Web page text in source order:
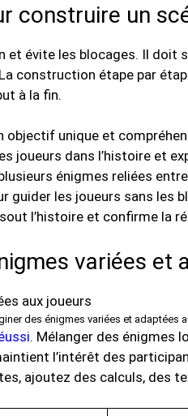
construire un
évite les blocages. Il doit
construction étape par
à la fin.
objectif unique et
joueurs dans l’histoire et
énigmes reliées
guider les joueurs sans les
l’histoire et confirme la
variées et
des énigmes variées et adaptées
. Mélanger des énigmes
l’intérêt des
ajoutez des calculs, des